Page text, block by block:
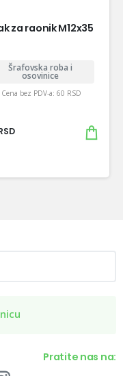
za raonik M12x35
Šrafovska roba i
osovinice
Cena bez PDV-a: 60 RSD
Pratite nas na: